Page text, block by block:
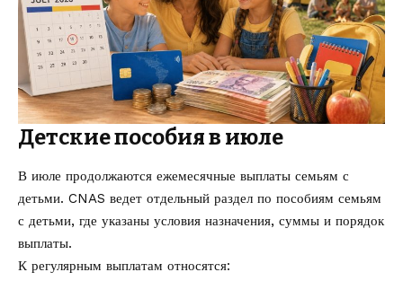
Детские пособия в июле
В июле продолжаются ежемесячные выплаты семьям с
детьми. CNAS ведет отдельный раздел по пособиям семьям
с детьми, где указаны условия назначения, суммы и порядок
выплаты.
К регулярным выплатам относятся: